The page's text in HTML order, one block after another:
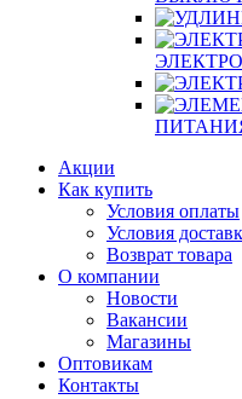
Акции
Как купить
Условия оплаты
Условия
Возврат товара
О компании
Новости
Вакансии
Магазины
Оптовикам
Контакты